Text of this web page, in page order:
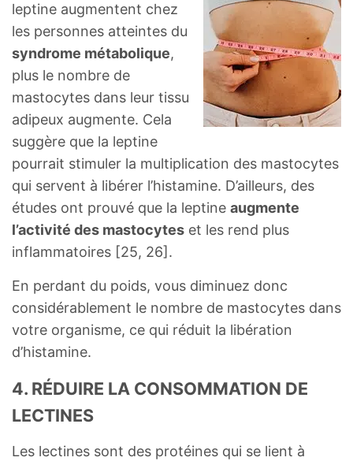
leptine augmentent chez
les personnes atteintes du
syndrome métabolique,
plus le nombre de
mastocytes dans leur tissu
adipeux augmente. Cela
suggère que la leptine
pourrait stimuler la multiplication des mastocytes
qui servent à libérer l’histamine. D’ailleurs, des
études ont prouvé que la leptine augmente
l’activité des mastocytes et les rend plus
inflammatoires [25, 26].
En perdant du poids, vous diminuez donc
considérablement le nombre de mastocytes dans
votre organisme, ce qui réduit la libération
d’histamine.
4. RÉDUIRE LA CONSOMMATION DE
LECTINES
Les lectines sont des protéines qui se lient à